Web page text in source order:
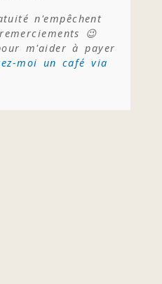
n'empêchent
😉
m'aider à payer
moi un café via